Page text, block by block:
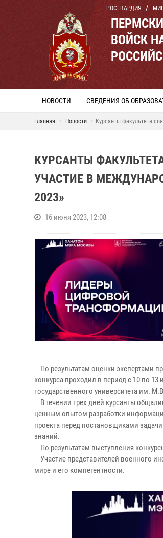
РОСГВАРДИЯ
ВОЙСК
НОВОСТИ СВЕДЕНИЯ ОБ
Главная Новости Курсанты факультета
КУРСАНТЫ
УЧАСТИЕ В
2023»
16 июня 2023, 12:08
По результатам оценки экспертами
конкурса проходил в период с 10 по
государственного университета им.
В течении трех дней курсанты
ценным опытом разработки
проекта перед постановщиками
знаний.
По результатам выступления
Участие представителей военного
мире и его компетентности.